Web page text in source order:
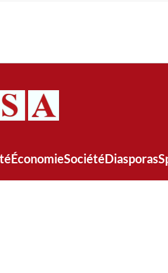
ÉconomieSociétéDiasporas